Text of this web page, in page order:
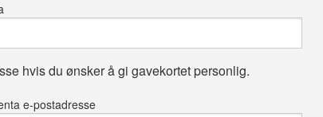
hvis du ønsker å gi gavekortet personlig.
e-postadresse